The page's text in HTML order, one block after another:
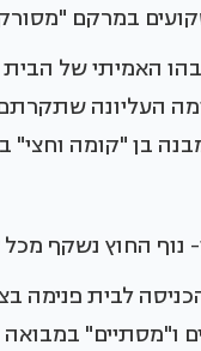
במרקם
האמיתי של הבית
העליונה
בן "קומה וחצי"
נוף החוץ נשקף
לבית פנימה
ו"מסתיים"